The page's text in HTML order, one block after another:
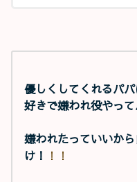
優しくしてくれるパ
好きで嫌われ役やっ
嫌われたっていいか
け！ ！！